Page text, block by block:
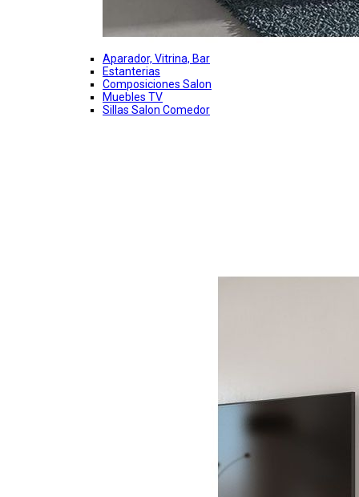
Aparador, Vitrina, Bar
Estanterias
Composiciones Salon
Muebles TV
Sillas Salon Comedor